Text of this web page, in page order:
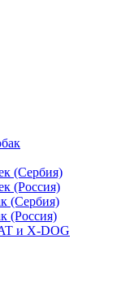
(Сербия)
(Россия)
(Сербия)
(Россия)
и X-DOG